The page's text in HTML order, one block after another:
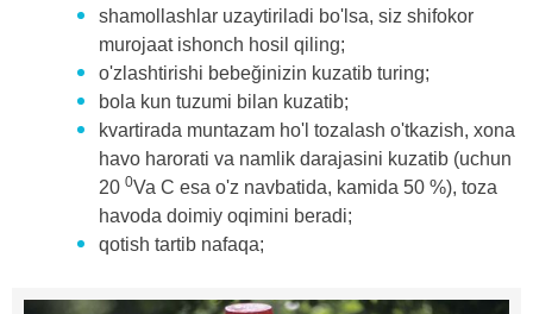
shamollashlar uzaytiriladi bo'lsa, siz shifokor
murojaat ishonch hosil qiling;
o'zlashtirishi bebeğinizin kuzatib turing;
bola kun tuzumi bilan kuzatib;
kvartirada muntazam ho'l tozalash o'tkazish, xona
havo harorati va namlik darajasini kuzatib (uchun
20 0Va C esa o'z navbatida, kamida 50 %), toza
havoda doimiy oqimini beradi;
qotish tartib nafaqa;